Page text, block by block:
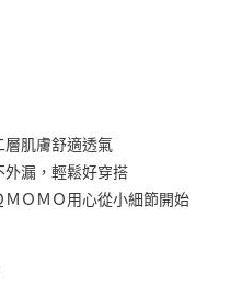
台北富邦商業銀行
兆豐國際商業銀行
台中商業銀行
彰化商業銀行
台北富邦商業銀行
兆豐國際商業銀行
肌膚舒適透氣
外漏，輕鬆好穿搭
ＯＭＯ用心從小細節開始